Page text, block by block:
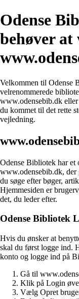
Odense
behøver at
Velkommen til Odense
velrenommerede
www.odensebib.dk
du kommet til det rette
vejledning.
Odense Bibliotek har et
www.odensebib.dk, der
du søge efter bøger,
Hjemmesiden er
det, du leder efter.
Odense Bibliotek
Hvis du ønsker at
skal du først logge ind.
konto og logge ind på
Gå til
Klik på Login
Vælg Opret